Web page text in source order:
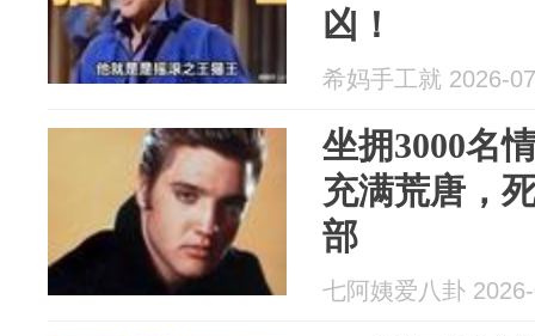
凶！
希妈手工就 2026-
坐拥3000名
充满荒唐，
部
七阿姨爱八卦